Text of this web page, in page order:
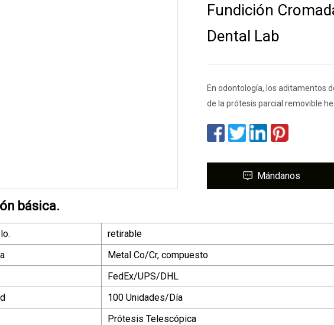
Fundición
Dental Lab
En odontología, los aditamentos
de la prótesis parcial removible
Mándanos
básica.
retirable
Metal Co/Cr, compuesto
FedEx/UPS/DHL
100 Unidades/Día
Prótesis Telescópica